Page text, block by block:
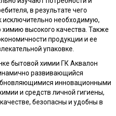
в результате чего
исключительно необходимую,
высокого качества. Также
продукции и ее
упаковке.
бытовой химии ГК Аквалон
развивающийся
инновационными
и средств личной гигиены,
безопасны и удобны в